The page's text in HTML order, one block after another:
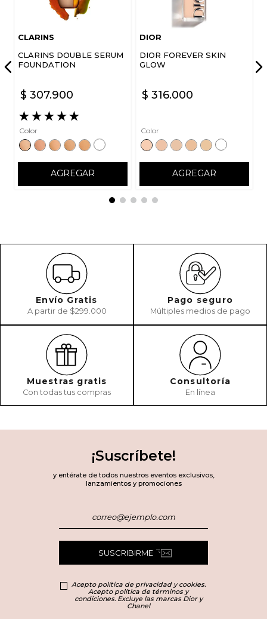
CLARINS
CLARINS DOUBLE SERUM
FOUNDATION
$ 307.900
★★★★★
Color
AGREGAR
DIOR
DIOR FOREVER SKIN
GLOW
$ 316.000
Color
AGREGAR
Envío Gratis
A partir de $299.000
Pago seguro
Múltiples medios de pago
Muestras gratis
Con todas tus compras
Consultoría
En línea
¡Suscríbete!
y entérate de todos nuestros eventos exclusivos,
lanzamientos y promociones
SUSCRIBIRME
Acepto política de privacidad y cookies.
Acepto política de términos y
condiciones. Excluye las marcas Dior y
Chanel